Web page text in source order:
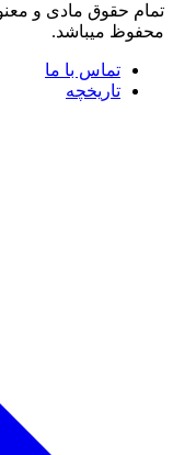
تمام حقوق مادی و
محفوظ میباشد.
تماس با ما
تاریخچه